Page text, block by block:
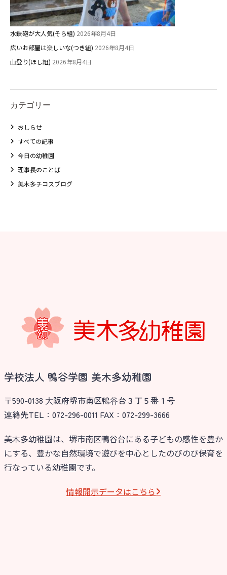
水鉄砲が大人気(そら組) 2026年8月4日
広いお部屋は楽しいな(つき組) 2026年8月4日
山登り(ほし組) 2026年8月4日
カテゴリー
おしらせ
すべての記事
今日の幼稚園
理事長のことば
美木多チコスブログ
学校法人 鴨谷学園 美木多幼稚園
〒590-0138 ⼤阪府堺市南区鴨⾕台３丁５番１号
連絡先TEL：072-296-0011 FAX：072-299-3666
美木多幼稚園は、堺市南区鴨谷台にある子どもの感性を豊か
にする、豊かな自然環境で遊びを中心としたのびのび保育を
行なっている幼稚園です。
情報開⽰データはこちら